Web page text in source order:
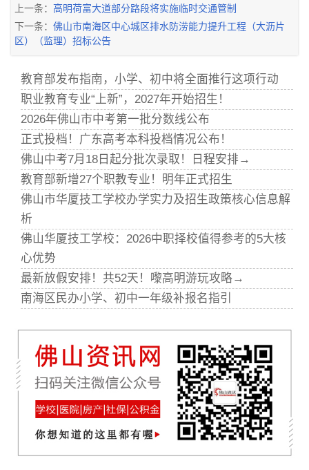
上一条： 高明荷富大道部分路段将实施临时交通管制
下一条： 佛山市南海区中心城区排水防涝能力提升工程（大沥片
区）（监理）招标公告
教育部发布指南，小学、初中将全面推行这项行动
职业教育专业“上新”，2027年开始招生！
2026年佛山市中考第一批分数线公布
正式投档！广东高考本科投档情况公布！
佛山中考7月18日起分批次录取！日程安排→
教育部新增27个职教专业！明年正式招生
佛山市华厦技工学校办学实力及招生政策核心信息解
析
佛山华厦技工学校：2026中职择校值得参考的5大核
心优势
最新放假安排！共52天！嚟高明游玩攻略→
南海区民办小学、初中一年级补报名指引